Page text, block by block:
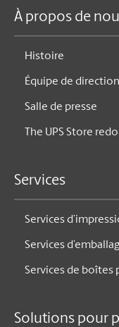
À propos de
Histoire
Équipe de direction
Salle de presse
The UPS Store
Services
Services
Services
Services de boîtes
Solutions pour